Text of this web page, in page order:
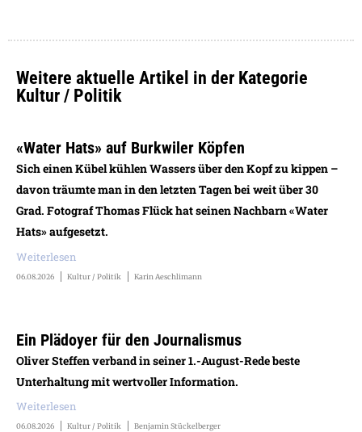
Weitere aktuelle Artikel in der Kategorie
Kultur / Politik
«Water Hats» auf Burkwiler Köpfen
Sich einen Kübel kühlen Wassers über den Kopf zu kippen –
davon träumte man in den letzten Tagen bei weit über 30
Grad. Fotograf Thomas Flück hat seinen Nachbarn «Water
Hats» aufgesetzt.
Weiterlesen
06.08.2026 Kultur / Politik Karin Aeschlimann
Ein Plädoyer für den Journalismus
Oliver Steffen verband in seiner 1.-August-Rede beste
Unterhaltung mit wertvoller Information.
Weiterlesen
06.08.2026 Kultur / Politik Benjamin Stückelberger